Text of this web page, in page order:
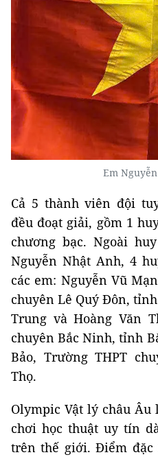
Em
Cả 5 thành viên đội
đều đoạt giải, gồm 1
chương bạc. Ngoài
Nguyễn Nhật Anh, 4
các em: Nguyễn Vũ
chuyên Lê Quý Đôn,
Trung và Hoàng Văn
chuyên Bắc Ninh, tỉnh
Bảo, Trường THPT
Thọ.
Olympic Vật lý châu
chơi học thuật uy tín
trên thế giới. Điểm đặc